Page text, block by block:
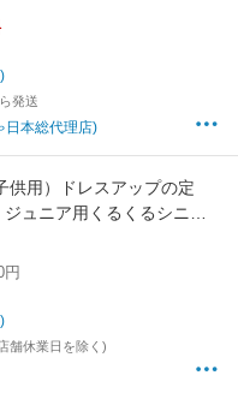
アアクセサリー 女の子 か
ベージュ グリーン ブルー
学 お出かけ 送料無料 レ
発送
日本総代理店)
供用）ドレスアップの定
ュニア用くるくるシニヨ
【メール便可】七五三ウ
毛 子供つけ毛 子供ウィ
和装ウィッグ
円
舗休業日を除く)